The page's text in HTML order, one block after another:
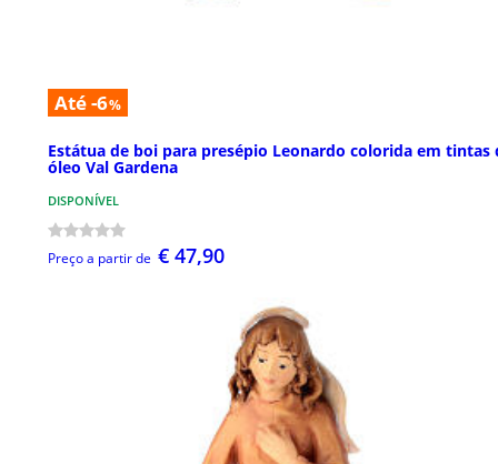
Até -6%
Estátua de boi para presépio Leonardo colorida em tintas
óleo Val Gardena
DISPONÍVEL
Preço a partir de € 47,90